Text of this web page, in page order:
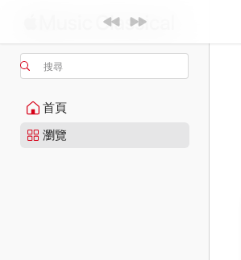
搜尋
首頁
瀏覽